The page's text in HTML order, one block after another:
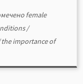
female
/
the importance of